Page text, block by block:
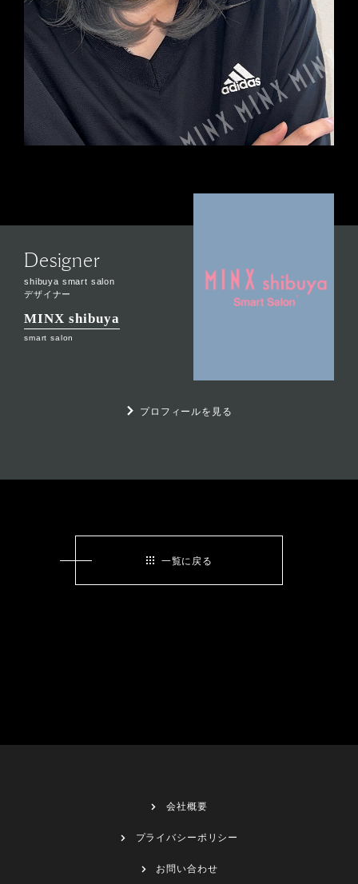
Designer
shibuya smart salon
デザイナー
MINX shibuya
smart salon
プロフィールを見る
一覧に戻る
会社概要
プライバシーポリシー
お問い合わせ